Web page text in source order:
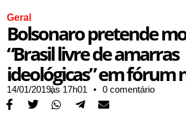
Geral
Bolsonaro pretende
“Brasil livre de amarras
ideológicas” em fórum
14/01/2019,às 17h01 • 0 comentário